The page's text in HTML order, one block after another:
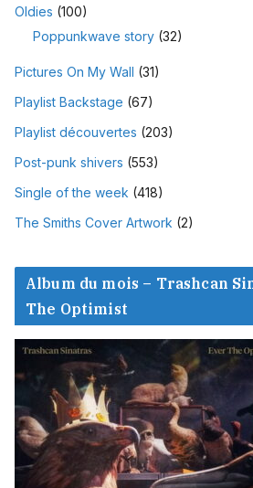
Oldies (100)
Poppunkwave story (32)
Pictures On My Wall (31)
Playlist Backstage (67)
Playlist découvertes (203)
Post-punk shivers (553)
Single of the week (418)
The Smiths Cover Artwork (2)
Album du mois – Trashcan
The Optimist